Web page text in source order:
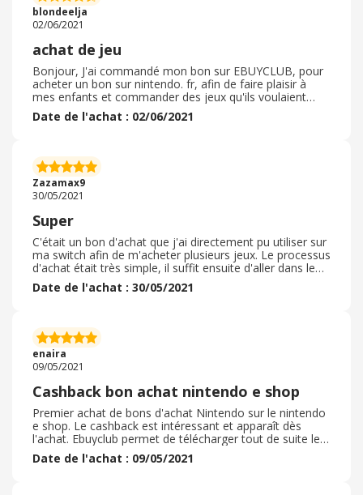
blondeelja
02/06/2021
achat de jeu
Bonjour, J'ai commandé mon bon sur EBUYCLUB, pour
acheter un bon sur nintendo. fr, afin de faire plaisir à
mes enfants et commander des jeux qu'ils voulaient
depuis longtemps. Un vrai plaisir, de suite on reçoit nos
codes, on les utilise a notre gré. Les jeux que l'on utilise
cagnotte, pas obligé de tout utiliser de suite. Sans
problèmes, tu commandes ton jeu, tu paie avec le code,
tout glisse naturellement. Je recommandes très
fortement.
Date de l'achat : 02/06/2021
Zazamax9
30/05/2021
Super
C'était un bon d'achat que j'ai directement pu utiliser sur
ma switch afin de m'acheter plusieurs jeux. Le processus
d'achat était très simple, il suffit ensuite d'aller dans le
nintendo store afin de rentrer le code que ebuyclub
fournis et vous pouvez directement faire vos achats. Le
temps avant de devoir utiliser tout le montant, vous
pouvez aussi en faire cadeau à une tierce personne.
Date de l'achat : 30/05/2021
enaira
09/05/2021
Cashback bon achat nintendo e shop
Premier achat de bons d'achat Nintendo sur le nintendo
e shop. Le cashback est intéressant et apparaît dès
l'achat. Ebuyclub permet de télécharger tout de suite le
bon d'achat sur son compte pour recharger
immédiatement son compte nintendo. Cela a permis à
Date de l'achat : 09/05/2021